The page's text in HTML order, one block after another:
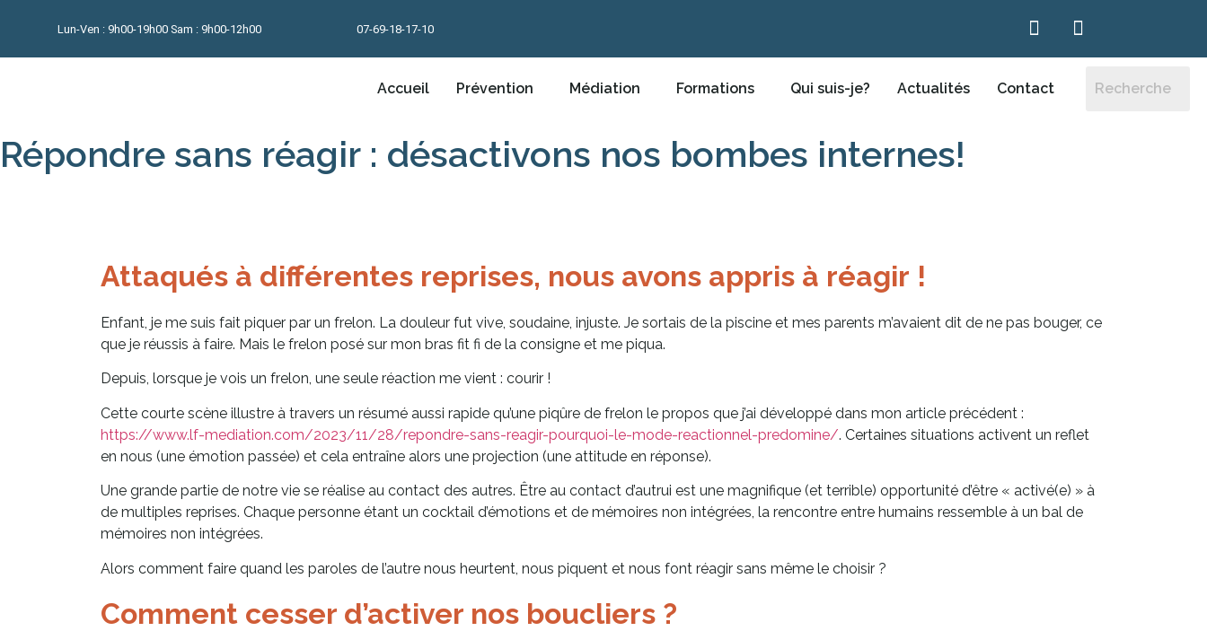
Lun-Ven : 9h00-19h00 Sam : 9h00-12h00 07-69-18-17-10
Accueil Prévention Médiation Formations Qui suis-je? Actualités Contact
Répondre sans réagir : désactivons nos bombes internes!
Attaqués à différentes reprises, nous avons appris à réagir !
Enfant, je me suis fait piquer par un frelon. La douleur fut vive, soudaine, injuste. Je sortais de la piscine et mes parents m’avaient dit de ne pas bouger, ce
que je réussis à faire. Mais le frelon posé sur mon bras fit fi de la consigne et me piqua.
Depuis, lorsque je vois un frelon, une seule réaction me vient : courir !
Cette courte scène illustre à travers un résumé aussi rapide qu’une piqûre de frelon le propos que j’ai développé dans mon article précédent :
https://www.lf-mediation.com/2023/11/28/repondre-sans-reagir-pourquoi-le-mode-reactionnel-predomine/. Certaines situations activent un reflet
en nous (une émotion passée) et cela entraîne alors une projection (une attitude en réponse).
Une grande partie de notre vie se réalise au contact des autres. Être au contact d’autrui est une magnifique (et terrible) opportunité d’être « activé(e) » à
de multiples reprises. Chaque personne étant un cocktail d’émotions et de mémoires non intégrées, la rencontre entre humains ressemble à un bal de
mémoires non intégrées.
Alors comment faire quand les paroles de l’autre nous heurtent, nous piquent et nous font réagir sans même le choisir ?
Comment cesser d’activer nos boucliers ?